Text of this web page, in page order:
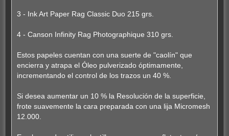
3 - Ink Art Paper Rag Classic Duo 215 grs.
4 - Canson Infinity Rag Photographique 310 grs.
Estos papeles cuentan con una suerte de "caolín" que
encierra y atrapa el Óleo pulverizado óptimamente,
incrementando el control de los trazos un 40 %.
Si desea aumentar un 10 % la Resolución de la superficie,
frote suavemente la cara preparada con una lija Micromesh
12.000.